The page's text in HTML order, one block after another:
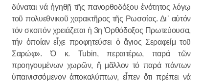
δύναται νά ἡγηθῇ τῆς πανορθοδόξου ἑνότητος λόγῳ
τοῦ πολυεθνικοῦ χαρακτῆρος τῆς Ρωσσίας. Δι᾽ αὐτόν
τόν σκοπόν χρειάζεται ἡ 3η Ὀρθόδοξος Πρωτεύουσα,
τήν ὁποίαν εἶχε προφητεύσει ὁ ἅγιος Σεραφείμ τοῦ
Σαρώφ». Ὁ κ. Tubin, περαιτέρω, παρά τῶν
προηγουμένων χωρῶν, ἤ μᾶλλον τό παρά πάντων
ὑπαινισσόμενον ἀποκαλύπτων, εἶπεν ὅτι πρέπει νά